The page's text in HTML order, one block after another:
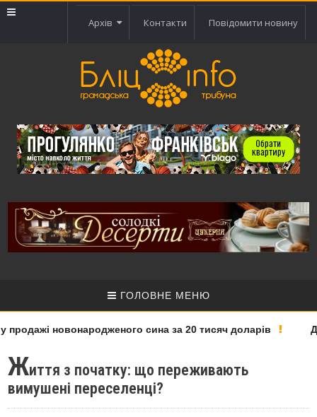
Архів Контакти Повідомити новину
ГОЛОВНЕ МЕНЮ
новонародженого сина за 20 тисяч доларів
Життя з початку: що переживають
вимушені переселенці?